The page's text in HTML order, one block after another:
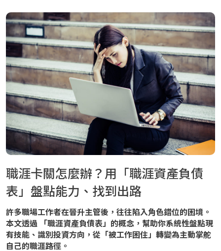
職涯卡關怎麼辦？用「職涯資產負債
表」盤點能力、找到出路
許多職場工作者在晉升主管後，往往陷入角色錯位的困境。
本文透過 「職涯資產負債表」的概念，幫助你系統性盤點現
有技能、識別投資方向，從「被工作困住」轉變為主動掌舵
自己的職涯路徑。